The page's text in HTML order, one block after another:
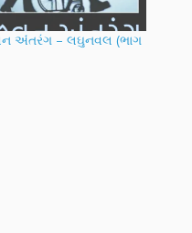
અંંતરંગ – લઘુનવલ (ભાગ